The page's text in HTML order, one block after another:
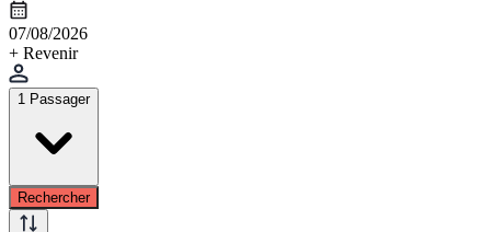
07/08/2026
+ Revenir
1 Passager
Rechercher